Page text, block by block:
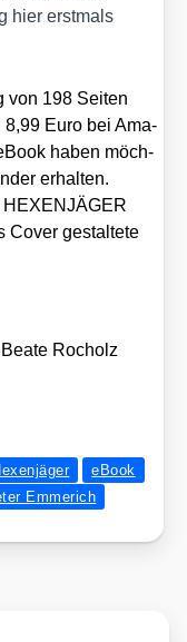
hier erst­mals
von 198 Sei­ten
8,99 Euro bei Ama­
haben möch­
erhal­ten.
Cover gestal­te­te
Bea­te Roc­holz
eBook
Emmerich